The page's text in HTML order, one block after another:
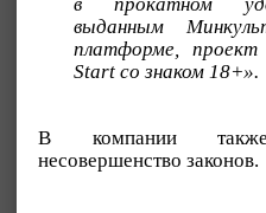
выданным
платформе, проект
Start со знаком 18+».
В компании
несовершенство законов.